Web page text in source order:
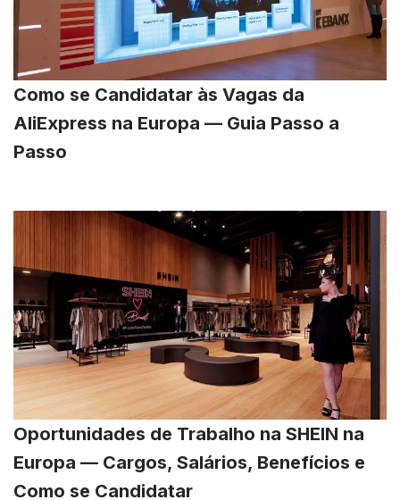
Como se Candidatar às Vagas da
AliExpress na Europa — Guia Passo a
Passo
Oportunidades de Trabalho na SHEIN na
Europa — Cargos, Salários, Benefícios e
Como se Candidatar